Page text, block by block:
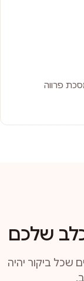
פרווה
שלכם
שכל ביקור יהיה